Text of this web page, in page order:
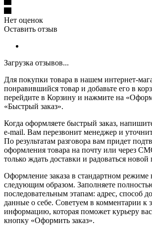
Нет оценок
Оставить отзыв
Загрузка отзывов...
Для покупки товара в нашем интернет-
понравившийся товар и добавьте его в
перейдите в Корзину и нажмите на
«Быстрый заказ».
Когда оформляете быстрый заказ,
e-mail. Вам перезвонит менеджер и уточнит
По результатам разговора вам придет
оформления товара на почту или через
только ждать доставки и радоваться новой
Оформление заказа в стандартном режиме
следующим образом. Заполняете
последовательным этапам: адрес, способ
данные о себе. Советуем в комментарии к
информацию, которая поможет курьеру
кнопку «Оформить заказ».